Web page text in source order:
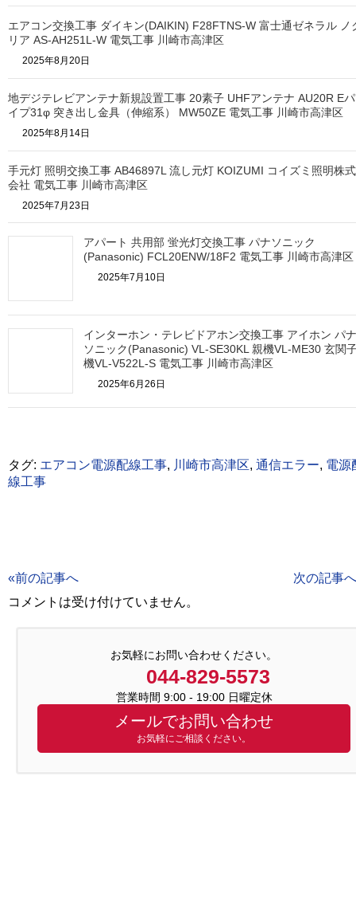
エアコン交換工事 ダイキン(DAIKIN) F28FTNS-W 富士通ゼネラル ノ
リア AS-AH251L-W 電気工事 川崎市高津区
2025年8月20日
地デジテレビアンテナ新規設置工事 20素子 UHFアンテナ AU20R Eパ
イプ31φ 突き出し金具（伸縮系） MW50ZE 電気工事 川崎市高津区
2025年8月14日
手元灯 照明交換工事 AB46897L 流し元灯 KOIZUMI コイズミ照明株式
会社 電気工事 川崎市高津区
2025年7月23日
アパート 共用部 蛍光灯交換工事 パナソニック
(Panasonic) FCL20ENW/18F2 電気工事 川崎市高津区
2025年7月10日
インターホン・テレビドアホン交換工事 アイホン パナ
ソニック(Panasonic) VL-SE30KL 親機VL-ME30 玄関
機VL-V522L-S 電気工事 川崎市高津区
2025年6月26日
タグ: エアコン電源配線工事, 川崎市高津区, 通信エラー, 電源
線工事
«前の記事へ
次の記事
コメントは受け付けていません。
お気軽にお問い合わせください。
044-829-5573
営業時間 9:00 - 19:00 日曜定休
メールでお問い合わせ
お気軽にご相談ください。